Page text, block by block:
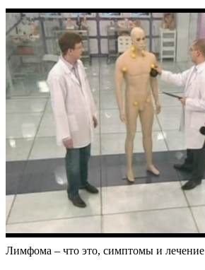
Лимфома – что это, симптомы и лечение